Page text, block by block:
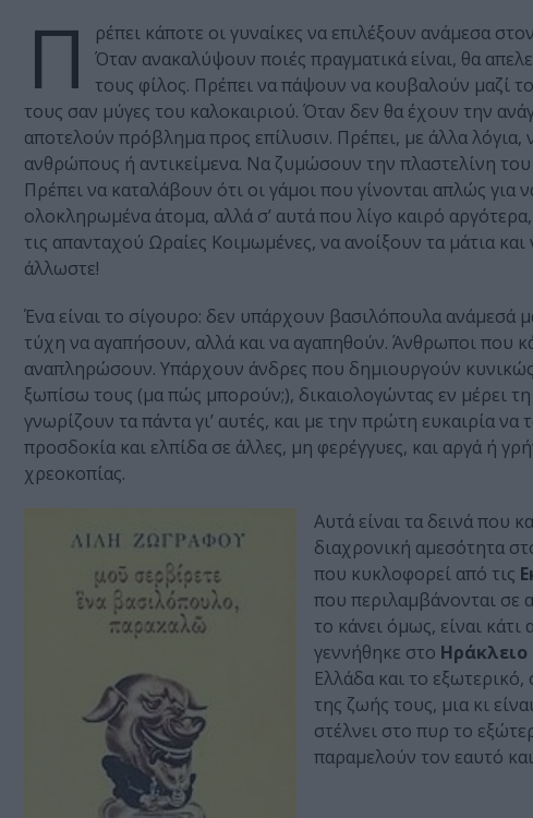
Π
ρέπει κάποτε οι γυναίκες να επιλέξουν ανάμεσα
Όταν ανακαλύψουν ποιές πραγματικά είναι, θα
τους φίλος. Πρέπει να πάψουν να κουβαλούν μαζί
τους σαν μύγες του καλοκαιριού. Όταν δεν θα έχουν την
αποτελούν πρόβλημα προς επίλυσιν. Πρέπει, με άλλα
ανθρώπους ή αντικείμενα. Να ζυμώσουν την πλαστελίνη
Πρέπει να καταλάβουν ότι οι γάμοι που γίνονται απλώς για
ολοκληρωμένα άτομα, αλλά σ’ αυτά που λίγο καιρό
τις απανταχού Ωραίες Κοιμωμένες, να ανοίξουν τα μάτια
άλλωστε!
Ένα είναι το σίγουρο: δεν υπάρχουν βασιλόπουλα
τύχη να αγαπήσουν, αλλά και να αγαπηθούν. Άνθρωποι που
αναπληρώσουν. Υπάρχουν άνδρες που δημιουργούν
ξωπίσω τους (μα πώς μπορούν;), δικαιολογώντας εν μέρει
γνωρίζουν τα πάντα γι’ αυτές, και με την πρώτη ευκαιρία
προσδοκία και ελπίδα σε άλλες, μη φερέγγυες, και αργά ή
χρεοκοπίας.
Αυτά είναι τα δεινά που
διαχρονική αμεσότητα
που κυκλοφορεί από τις
που περιλαμβάνονται σε
το κάνει όμως, είναι
γεννήθηκε στο Ηράκλειο
Ελλάδα και το
της ζωής τους, μια κι
στέλνει στο πυρ το
παραμελούν τον εαυτό